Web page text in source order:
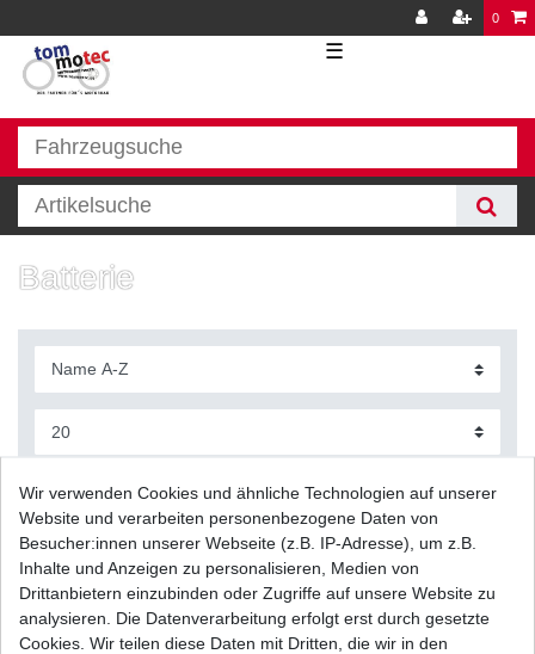
0
☰
Batterie
Lithium-Ionen Batterie HJTX9-FP entspricht u.a.
YTX9-BS YB9-B YTX7A-BS
UVP 59,30 € 54,21 € *
Wir verwenden Cookies und ähnliche Technologien auf unserer
Website und verarbeiten personenbezogene Daten von
Besucher:innen unserer Webseite (z.B. IP-Adresse), um z.B.
Inhalte und Anzeigen zu personalisieren, Medien von
Drittanbietern einzubinden oder Zugriffe auf unsere Website zu
analysieren. Die Datenverarbeitung erfolgt erst durch gesetzte
Cookies. Wir teilen diese Daten mit Dritten, die wir in den